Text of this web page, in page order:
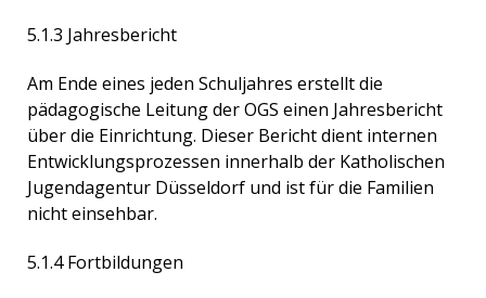
5.1.3 Jahresbericht
Am Ende eines jeden Schuljahres erstellt die
pädagogische Leitung der OGS einen Jahresbericht
über die Einrichtung. Dieser Bericht dient internen
Entwicklungsprozessen innerhalb der Katholischen
Jugendagentur Düsseldorf und ist für die Familien
nicht einsehbar.
5.1.4 Fortbildungen